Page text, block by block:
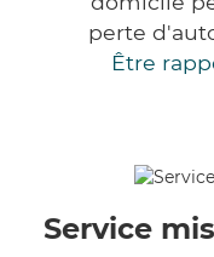
perte
Être
Service